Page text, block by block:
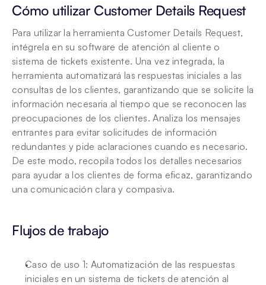
Cómo utilizar Customer Details Request
Para utilizar la herramienta Customer Details Request,
intégrela en su software de atención al cliente o
sistema de tickets existente. Una vez integrada, la
herramienta automatizará las respuestas iniciales a las
consultas de los clientes, garantizando que se solicite la
información necesaria al tiempo que se reconocen las
preocupaciones de los clientes. Analiza los mensajes
entrantes para evitar solicitudes de información
redundantes y pide aclaraciones cuando es necesario.
De este modo, recopila todos los detalles necesarios
para ayudar a los clientes de forma eficaz, garantizando
una comunicación clara y compasiva.
Flujos de trabajo
Caso de uso 1: Automatización de las respuestas
iniciales en un sistema de tickets de atención al